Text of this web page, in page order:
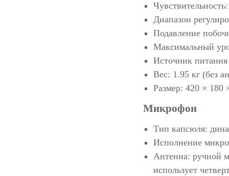
Диапазон
Подавление
Максимальный
Источник
Вес: 1.95 кг (без
Размер: 420 × 180
Микрофон
Тип капсюля:
Исполнение
Антенна: ручной
использует